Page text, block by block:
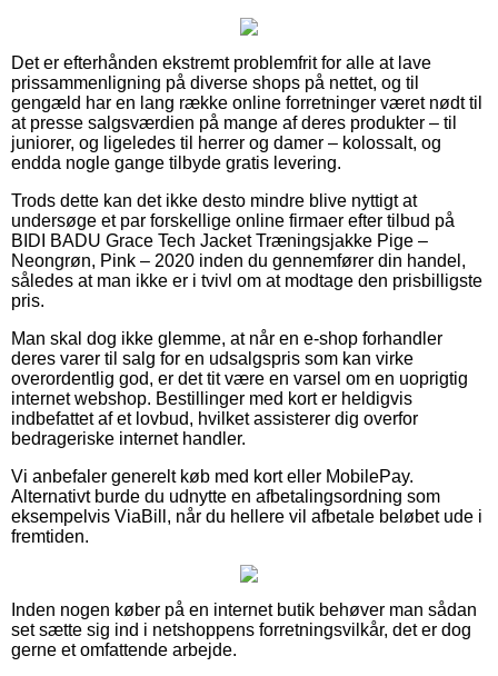
Det er efterhånden ekstremt problemfrit for alle at lave
prissammenligning på diverse shops på nettet, og til
gengæld har en lang række online forretninger været nødt til
at presse salgsværdien på mange af deres produkter – til
juniorer, og ligeledes til herrer og damer – kolossalt, og
endda nogle gange tilbyde gratis levering.
Trods dette kan det ikke desto mindre blive nyttigt at
undersøge et par forskellige online firmaer efter tilbud på
BIDI BADU Grace Tech Jacket Træningsjakke Pige –
Neongrøn, Pink – 2020 inden du gennemfører din handel,
således at man ikke er i tvivl om at modtage den prisbilligste
pris.
Man skal dog ikke glemme, at når en e-shop forhandler
deres varer til salg for en udsalgspris som kan virke
overordentlig god, er det tit være en varsel om en uoprigtig
internet webshop. Bestillinger med kort er heldigvis
indbefattet af et lovbud, hvilket assisterer dig overfor
bedrageriske internet handler.
Vi anbefaler generelt køb med kort eller MobilePay.
Alternativt burde du udnytte en afbetalingsordning som
eksempelvis ViaBill, når du hellere vil afbetale beløbet ude i
fremtiden.
Inden nogen køber på en internet butik behøver man sådan
set sætte sig ind i netshoppens forretningsvilkår, det er dog
gerne et omfattende arbejde.